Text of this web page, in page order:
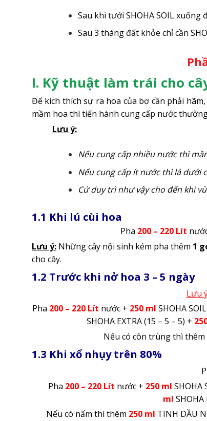
Sau khi tưới SHOHA SOIL
Sau 3 tháng đất khỏe chỉ cần
I. Kỹ thuật làm trái cho
Để kích thích sự ra hoa của bơ cần phải
mầm hoa thì tiến hành cung cấp nước
Lưu ý:
Nếu cung cấp nhiều nước thì
Nếu cung cấp ít nước thì lá dưới
Cứ duy trì như vậy cho đến khi
1.1 Khi lú cùi hoa
Pha 200 – 220 Lít
Lưu ý: Những cây nội sinh kém pha thêm 1
cho cây.
1.2 Trước khi nở hoa 3 – 5 ngày
Lưu
Pha 200 – 220 Lít nước + 250 ml SHOHA
SHOHA EXTRA (15 – 5 – 5) +
Nếu có côn trùng thì thêm
1.3 Khi xổ nhụy trên 80%
Pha 200 – 220 Lít nước + 250 ml SHOHA
ml SHOHA
Nếu có nấm thì thêm 250 ml TINH DẦU